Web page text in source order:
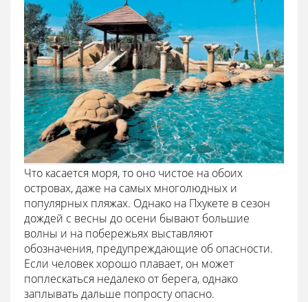
Что касается моря, то оно чистое на обоих
островах, даже на самых многолюдных и
популярных пляжах. Однако на Пхукете в сезон
дождей с весны до осени бывают большие
волны и на побережьях выставляют
обозначения, предупреждающие об опасности.
Если человек хорошо плавает, он может
поплескаться недалеко от берега, однако
заплывать дальше попросту опасно.